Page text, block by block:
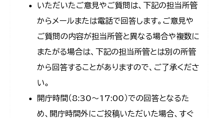
いただいたご意見やご質問は、下記の担当所管
からメールまたは電話で回答します。ご意見や
ご質問の内容が担当所管と異なる場合や複数に
またがる場合は、下記の担当所管とは別の所管
から回答することがありますので、ご了承くださ
い。
開庁時間（8:30〜17:00）での回答となるた
め、開庁時間外にご投稿いただいた場合、すぐ